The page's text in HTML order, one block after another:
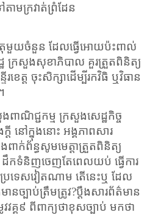
មក្រវាត់ព្រំដែន
តុមួយចំនួន ដែលធ្វើអោយប៉ះពាល់
ក្រសួងសុខាភិបាល គួរត្រួតពិនិត្យ
ខេត្ត ចុះសិក្សាដើម្បីរកវិធិ ឬវិធាន
ពាណិជ្ជកម្ម ក្រសួងសេដ្ឋកិច្ច
នៅក្នុងនោះ អង្គភាពសារ
ាក់ព័ន្ធសូមមេត្តាត្រួតពិនិត្យ
កទំនិញចេញតែពេលយប់ ធ្វើការ
រទេសវៀតណាម តើនេះឬ ដែល
នច្បាប់ត្រឹមត្រូវ?ប្តឹងសារព័ត៌មាន
វគ្គ៩ ពីពាក្យថាខុសច្បាប់ មកថា